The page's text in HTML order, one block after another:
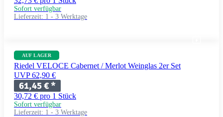
Sofort verfügbar
Lieferzeit: 1 - 3 Werktage
AUF LAGER
Riedel VELOCE Cabernet / Merlot Weinglas 2er Set
UVP 62,90 €
61,45 €*
30,72 € pro 1 Stück
Sofort verfügbar
Lieferzeit: 1 - 3 Werktage